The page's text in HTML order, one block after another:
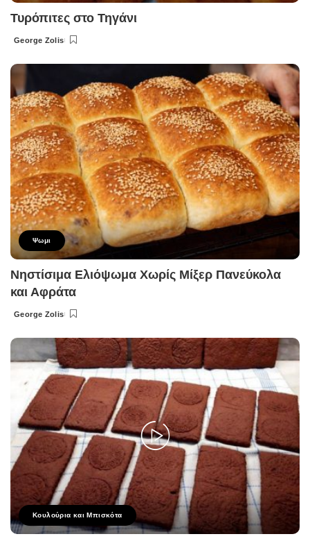
Τυρόπιτες στο Τηγάνι
Posted
George Zolis
Ψωμι
Νηστίσιμα Ελιόψωμα Χωρίς Μίξερ Πανεύκολα
και Αφράτα
Posted
George Zolis
Κουλούρια και Μπισκότα